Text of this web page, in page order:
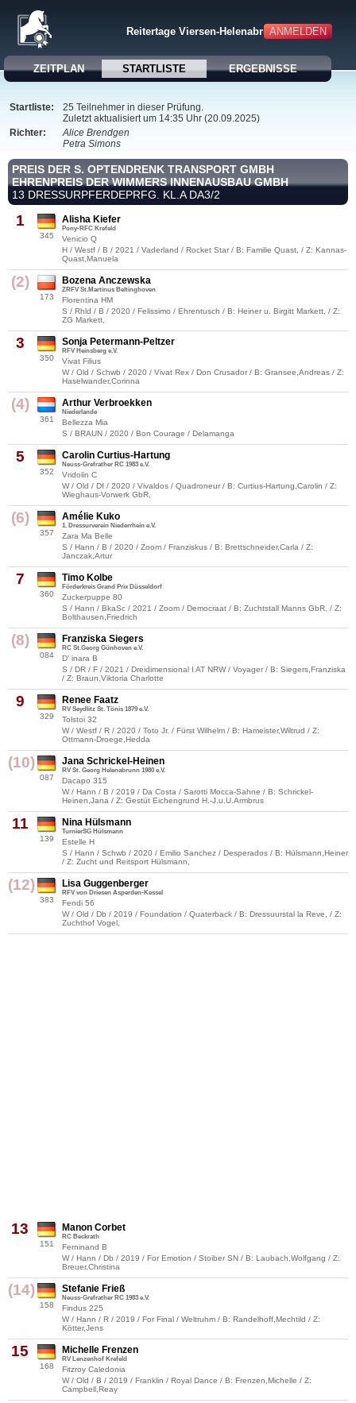
ANMELDEN
Reitertage Viersen-Helenabrunn
ZEITPLAN STARTLISTE ERGEBNISSE
Startliste:
25 Teilnehmer in dieser Prüfung.
Zuletzt aktualisiert um 14:35 Uhr (20.09.2025)
Richter:
Alice Brendgen
Petra Simons
PREIS DER S. OPTENDRENK TRANSPORT GMBH
EHRENPREIS DER WIMMERS INNENAUSBAU GMBH
13 DRESSURPFERDEPRFG. KL.A DA3/2
1
345
Alisha Kiefer
Pony-RFC Krefeld
Venicio Q
H / Westf / B / 2021 / Vaderland / Rocket Star / B: Familie Quast, / Z: Kannas-
Quast,Manuela
(2)
173
Bozena Anczewska
ZRFV St.Martinus Beltinghoven
Florentina HM
S / Rhld / B / 2020 / Felissimo / Ehrentusch / B: Heiner u. Birgitt Markett, / Z:
ZG Markett,
3
350
Sonja Petermann-Peltzer
RFV Heinsberg e.V.
Vivat Filius
W / Old / Schwb / 2020 / Vivat Rex / Don Crusador / B: Gransee,Andreas / Z:
Haselwander,Corinna
(4)
361
Arthur Verbroekken
Niederlande
Bellezza Mia
S / BRAUN / 2020 / Bon Courage / Delamanga
5
352
Carolin Curtius-Hartung
Neuss-Grefrather RC 1983 e.V.
Vridolin C
W / Old / Df / 2020 / Vivaldos / Quadroneur / B: Curtius-Hartung,Carolin / Z:
Wieghaus-Vorwerk GbR,
(6)
357
Amélie Kuko
1. Dressurverein Niederrhein e.V.
Zara Ma Belle
S / Hann / B / 2020 / Zoom / Franziskus / B: Brettschneider,Carla / Z:
Janczak,Artur
7
360
Timo Kolbe
Förderkreis Grand Prix Düsseldorf
Zuckerpuppe 80
S / Hann / BkaSc / 2021 / Zoom / Democraat / B: Zuchtstall Manns GbR, / Z:
Bolthausen,Friedrich
(8)
084
Franziska Siegers
RC St.Georg Günhoven e.V.
D' inara B
S / DR / F / 2021 / Dreidimensional I AT NRW / Voyager / B: Siegers,Franziska
/ Z: Braun,Viktoria Charlotte
9
329
Renee Faatz
RV Seydlitz St. Tönis 1879 e.V.
Tolstoi 32
W / Westf / R / 2020 / Toto Jr. / Fürst Wilhelm / B: Hameister,Wiltrud / Z:
Ottmann-Droege,Hedda
(10)
087
Jana Schrickel-Heinen
RV St. Georg Helenabrunn 1980 e.V.
Dacapo 315
W / Hann / B / 2019 / Da Costa / Sarotti Mocca-Sahne / B: Schrickel-
Heinen,Jana / Z: Gestüt Eichengrund H.-J.u.U.Armbrus
11
139
Nina Hülsmann
TurnierSG Hülsmann
Estelle H
S / Hann / Schwb / 2020 / Emilio Sanchez / Desperados / B: Hülsmann,Heiner
/ Z: Zucht und Reitsport Hülsmann,
(12)
383
Lisa Guggenberger
RFV von Driesen Asperden-Kessel
Fendi 56
W / Old / Db / 2019 / Foundation / Quaterback / B: Dressuurstal la Reve, / Z:
Zuchthof Vogel,
13
151
Manon Corbet
RC Beckrath
Ferninand B
W / Hann / Db / 2019 / For Emotion / Stoiber SN / B: Laubach,Wolfgang / Z:
Breuer,Christina
(14)
158
Stefanie Frieß
Neuss-Grefrather RC 1983 e.V.
Findus 225
W / Hann / R / 2019 / For Final / Weltruhm / B: Randelhoff,Mechtild / Z:
Kötter,Jens
15
168
Michelle Frenzen
RV Lenzenhof Krefeld
Fitzroy Caledonia
W / Old / B / 2019 / Franklin / Royal Dance / B: Frenzen,Michelle / Z:
Campbell,Reay